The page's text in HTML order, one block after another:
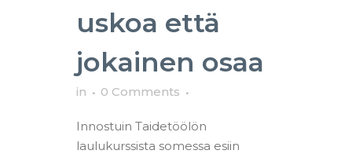
uskoa että
jokainen osaa
in 0 Comments
Innostuin Taidetöölön
laulukurssista somessa esiin